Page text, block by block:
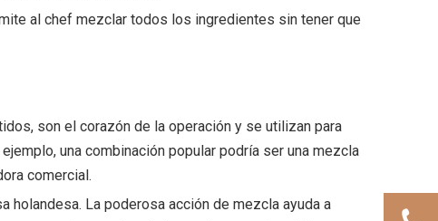
al chef mezclar todos los ingredientes sin tener que
son el corazón de la operación y se utilizan para
una combinación popular podría ser una mezcla
comercial.
La poderosa acción de mezcla ayuda a